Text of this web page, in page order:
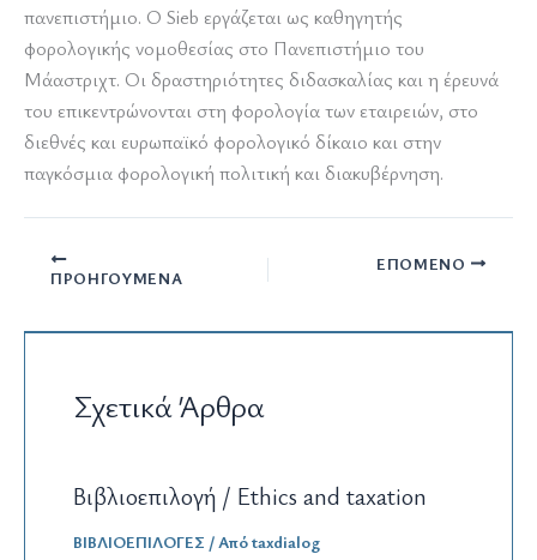
πανεπιστήμιο. Ο Sieb εργάζεται ως καθηγητής
φορολογικής νομοθεσίας στο Πανεπιστήμιο του
Μάαστριχτ. Οι δραστηριότητες διδασκαλίας και η έρευνά
του επικεντρώνονται στη φορολογία των εταιρειών, στο
διεθνές και ευρωπαϊκό φορολογικό δίκαιο και στην
παγκόσμια φορολογική πολιτική και διακυβέρνηση.
ΠΡΟΗΓΟΎΜΕΝΑ
ΕΠΌΜΕΝΟ
Σχετικά Άρθρα
Βιβλιοεπιλογή / Ethics and taxation
ΒΙΒΛΙΟΕΠΙΛΟΓΕΣ / Απόtaxdialog